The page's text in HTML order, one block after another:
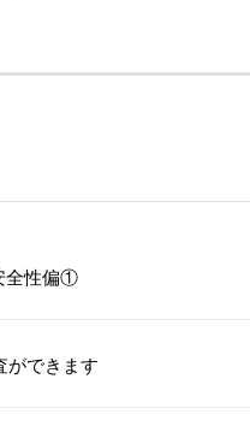
全性偏①
ができます